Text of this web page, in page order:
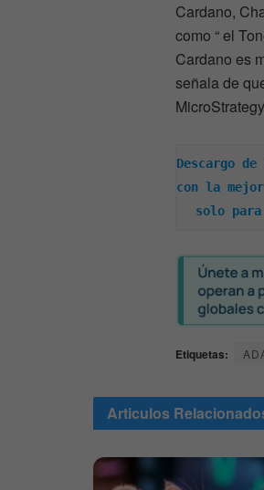
Cardano,
como “ el
Cardano es
señala de
Descargo
con la
solo
Etiquetas:
Articulos